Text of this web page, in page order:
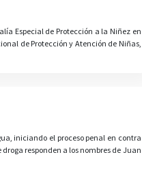
Especial de Protección a la Niñez en
de Protección y Atención de Niñas,
iniciando el proceso penal en contra
responden a los nombres de Juan